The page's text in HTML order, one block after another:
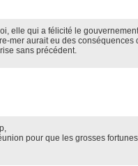
elle qui a félicité le
mer aurait eu des conséquences
sans précédent.
pour que les grosses